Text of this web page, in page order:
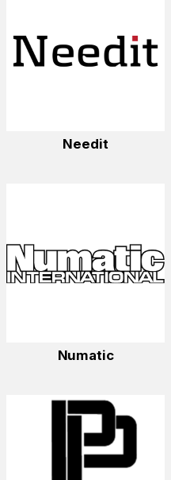
Needit
Numatic